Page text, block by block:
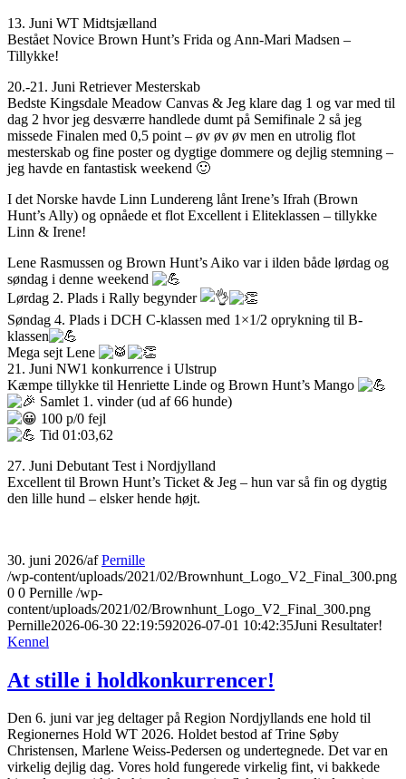
13. Juni WT Midtsjælland
Bestået Novice Brown Hunt’s Frida og Ann-Mari Madsen –
Tillykke!
20.-21. Juni Retriever Mesterskab
Bedste Kingsdale Meadow Canvas & Jeg klare dag 1 og var med til
dag 2 hvor jeg desværre handlede dumt på Semifinale 2 så jeg
missede Finalen med 0,5 point – øv øv øv men en utrolig flot
mesterskab og fine poster og dygtige dommere og dejlig stemning –
jeg havde en fantastisk weekend 🙂
I det Norske havde Linn Lundereng lånt Irene’s Ifrah (Brown
Hunt’s Ally) og opnåede et flot Excellent i Eliteklassen – tillykke
Linn & Irene!
Lene Rasmussen og Brown Hunt’s Aiko var i ilden både lørdag og
søndag i denne weekend
Lørdag 2. Plads i Rally begynder
Søndag 4. Plads i DCH C-klassen med 1×1/2 oprykning til B-
klassen
Mega sejt Lene
21. Juni NW1 konkurrence i Ulstrup
Kæmpe tillykke til Henriette Linde og Brown Hunt’s Mango
Samlet 1. vinder (ud af 66 hunde)
100 p/0 fejl
Tid 01:03,62
27. Juni Debutant Test i Nordjylland
Excellent til Brown Hunt’s Ticket & Jeg – hun var så fin og dygtig
den lille hund – elsker hende højt.
30. juni 2026/afPernille
/wp-content/uploads/2021/02/Brownhunt_Logo_V2_Final_300.png
0 0 Pernille /wp-
content/uploads/2021/02/Brownhunt_Logo_V2_Final_300.png
Pernille2026-06-30 22:19:592026-07-01 10:42:35Juni Resultater!
Kennel
At stille i holdkonkurrencer!
Den 6. juni var jeg deltager på Region Nordjyllands ene hold til
Regionernes Hold WT 2026. Holdet bestod af Trine Søby
Christensen, Marlene Weiss-Pedersen og undertegnede. Det var en
virkelig dejlig dag. Vores hold fungerede virkelig fint, vi bakkede